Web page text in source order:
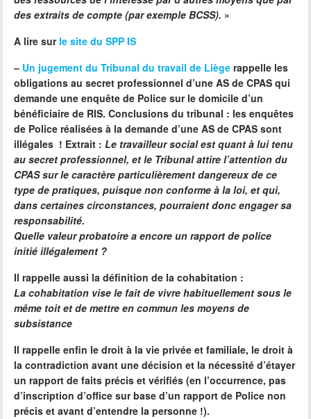
des extraits de compte (par exemple BCSS). »
A lire sur le site du SPP IS
– Un jugement du Tribunal du travail de Liège rappelle les
obligations au secret professionnel d’une AS de CPAS qui
demande une enquête de Police sur le domicile d’un
bénéficiaire de RIS. Conclusions du tribunal : les enquêtes
de Police réalisées à la demande d’une AS de CPAS sont
illégales ! Extrait :Le travailleur social est quant à lui tenu
au secret professionnel, et le Tribunal attire l’attention du
CPAS sur le caractère particulièrement dangereux de ce
type de pratiques, puisque non conforme à la loi, et qui,
dans certaines circonstances, pourraient donc engager sa
responsabilité.
Quelle valeur probatoire a encore un rapport de police
initié illégalement ?
Il rappelle aussi la définition de la cohabitation :
La cohabitation vise le fait de vivre habituellement sous le
même toit et de mettre en commun les moyens de
subsistance
Il rappelle enfin le droit à la vie privée et familiale, le droit à
la contradiction avant une décision et la nécessité d’étayer
un rapport de faits précis et vérifiés (en l’occurrence, pas
d’inscription d’office sur base d’un rapport de Police non
précis et avant d’entendre la personne !).